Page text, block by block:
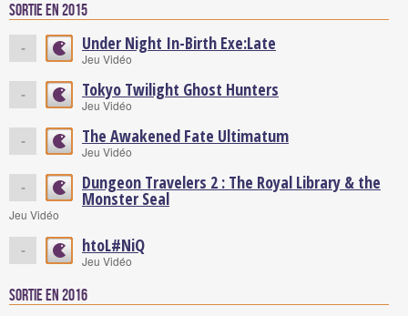
Sortie en 2015
- Under Night In-Birth Exe:Late
Jeu Vidéo
- Tokyo Twilight Ghost Hunters
Jeu Vidéo
- The Awakened Fate Ultimatum
Jeu Vidéo
- Dungeon Travelers 2 : The Royal Library & the
Monster Seal
Jeu Vidéo
- htoL#NiQ
Jeu Vidéo
Sortie en 2016